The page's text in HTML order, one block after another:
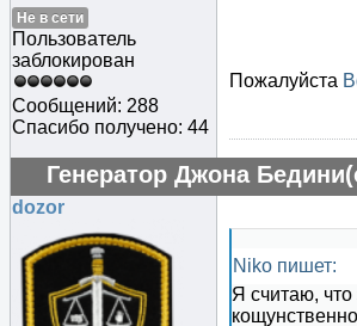
Не в сети
Пользователь
заблокирован
Сообщений: 288
Спасибо получено: 44
Пожалуйста
Генератор Джона
dozor
Niko пишет:
Я считаю,